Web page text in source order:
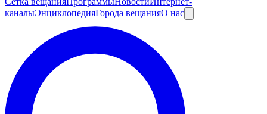
каналыЭнциклопедияГорода вещанияО нас